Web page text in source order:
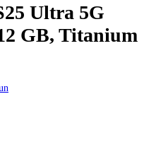
Ultra 5G
GB, Titanium